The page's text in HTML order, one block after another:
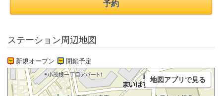
予約
ステーション周辺地図
新規オープン 閉鎖予定
地図アプリで見る